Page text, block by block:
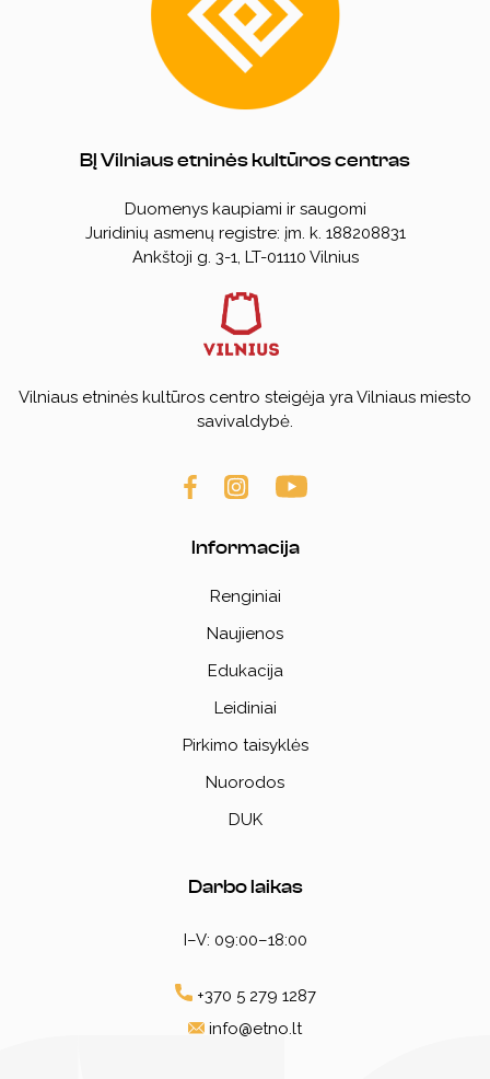
BĮ Vilniaus etninės kultūros centras
Duomenys kaupiami ir saugomi
Juridinių asmenų registre: įm. k. 188208831
Ankštoji g. 3-1, LT-01110 Vilnius
Vilniaus etninės kultūros centro steigėja yra Vilniaus miesto
savivaldybė.
Informacija
Renginiai
Naujienos
Edukacija
Leidiniai
Pirkimo taisyklės
Nuorodos
DUK
Darbo laikas
I–V: 09:00–18:00
+370 5 279 1287
info@etno.lt